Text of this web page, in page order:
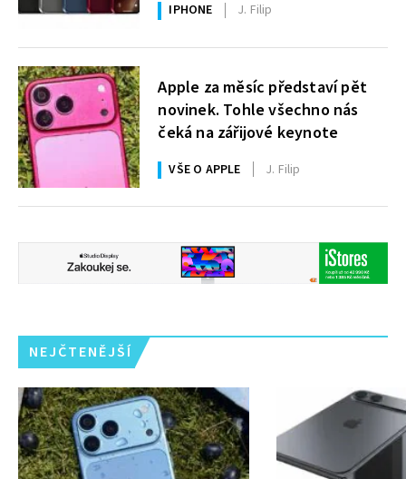
IPHONE J. Filip
Apple za měsíc představí pět
novinek. Tohle všechno nás
čeká na zářijové keynote
VŠE O APPLE J. Filip
NEJČTENĚJŠÍ